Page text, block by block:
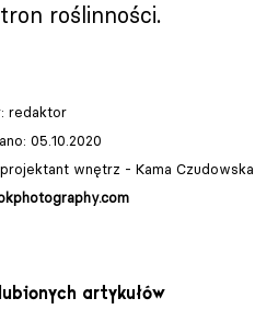
roślinności.
redaktor
05.10.2020
wnętrz - Kama Czudowska
artykułów